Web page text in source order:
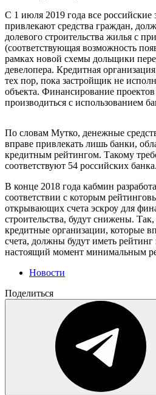
С 1 июля 2019 года все российские
привлекают средства граждан,
долевого строительства жилья с
(соответствующая возможность
рамках новой схемы дольщики
девелопера. Кредитная
тех пор, пока застройщик не
объекта. Финансирование
производиться с использованием
По словам Мутко, денежные
вправе привлекать лишь банки,
кредитным рейтингом. Такому
соответствуют 54 российских банка.
В конце 2018 года кабмин
соответствии с которым
открывающих счета эскроу для
строительства, будут снижены.
кредитные организации, которые
счета, должны будут иметь
настоящий момент минимальным
Новости
Поделиться